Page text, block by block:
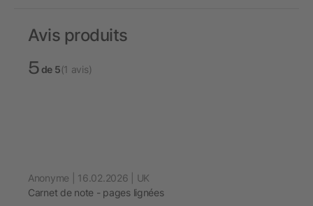
Avis produits
5de 5(1 avis)
Anonyme | 16.02.2026 | UK
Carnet de note - pages lignées